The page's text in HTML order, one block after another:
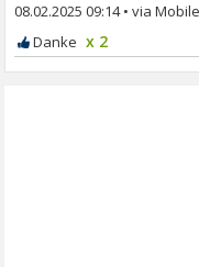
08.02.2025 09:14•
x 2